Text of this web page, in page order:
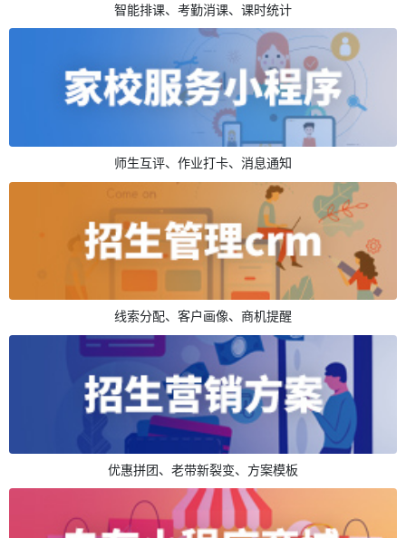
智能排课、考勤消课、课时统计
师生互评、作业打卡、消息通知
线索分配、客户画像、商机提醒
优惠拼团、老带新裂变、方案模板